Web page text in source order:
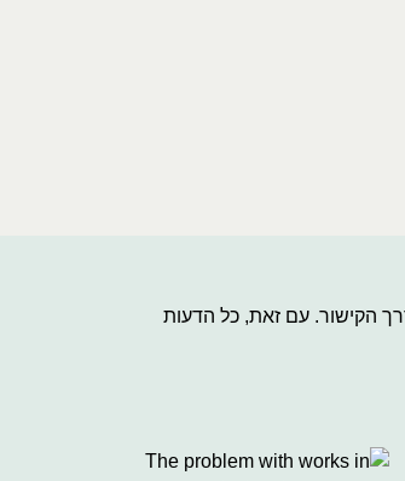
הקישור. עם זאת, כל הדעות